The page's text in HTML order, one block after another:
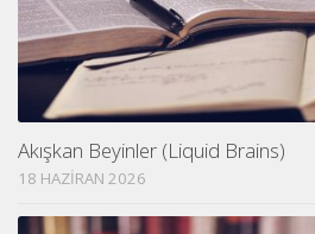
Akışkan Beyinler (Liquid Brains)
18 HAZIRAN 2026